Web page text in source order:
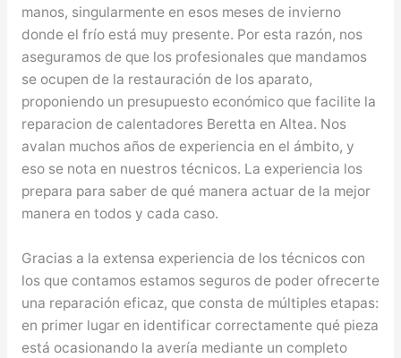
manos, singularmente en esos meses de invierno
donde el frío está muy presente. Por esta razón, nos
aseguramos de que los profesionales que mandamos
se ocupen de la restauración de los aparato,
proponiendo un presupuesto económico que facilite la
reparacion de calentadores Beretta en Altea. Nos
avalan muchos años de experiencia en el ámbito, y
eso se nota en nuestros técnicos. La experiencia los
prepara para saber de qué manera actuar de la mejor
manera en todos y cada caso.
Gracias a la extensa experiencia de los técnicos con
los que contamos estamos seguros de poder ofrecerte
una reparación eficaz, que consta de múltiples etapas:
en primer lugar en identificar correctamente qué pieza
está ocasionando la avería mediante un completo